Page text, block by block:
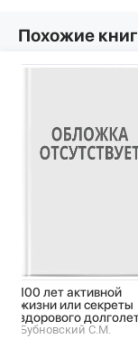
Похожие
100 лет активной
жизни или cекреты
здорового
Бубновский С.М.